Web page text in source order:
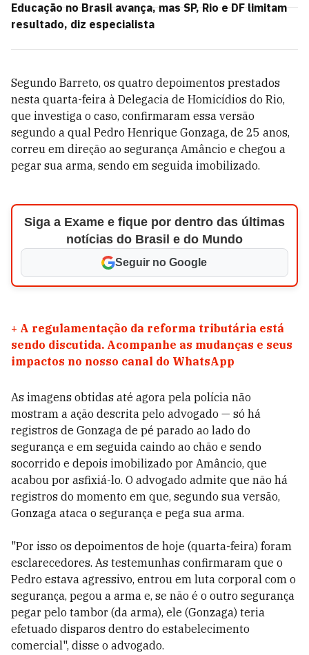
Educação no Brasil avança, mas SP, Rio e DF limitam
resultado, diz especialista
Segundo Barreto, os quatro depoimentos prestados
nesta quarta-feira à Delegacia de Homicídios do Rio,
que investiga o caso, confirmaram essa versão
segundo a qual Pedro Henrique Gonzaga, de 25 anos,
correu em direção ao segurança Amâncio e chegou a
pegar sua arma, sendo em seguida imobilizado.
Siga a Exame e fique por dentro das últimas
notícias do Brasil e do Mundo
Seguir no Google
+ A regulamentação da reforma tributária está
sendo discutida. Acompanhe as mudanças e seus
impactos no nosso canal do WhatsApp
As imagens obtidas até agora pela polícia não
mostram a ação descrita pelo advogado — só há
registros de Gonzaga de pé parado ao lado do
segurança e em seguida caindo ao chão e sendo
socorrido e depois imobilizado por Amâncio, que
acabou por asfixiá-lo. O advogado admite que não há
registros do momento em que, segundo sua versão,
Gonzaga ataca o segurança e pega sua arma.
"Por isso os depoimentos de hoje (quarta-feira) foram
esclarecedores. As testemunhas confirmaram que o
Pedro estava agressivo, entrou em luta corporal com o
segurança, pegou a arma e, se não é o outro segurança
pegar pelo tambor (da arma), ele (Gonzaga) teria
efetuado disparos dentro do estabelecimento
comercial", disse o advogado.